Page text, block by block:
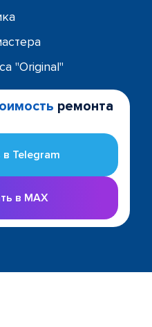
"Original"
ремонта
в Telegram
в MAX